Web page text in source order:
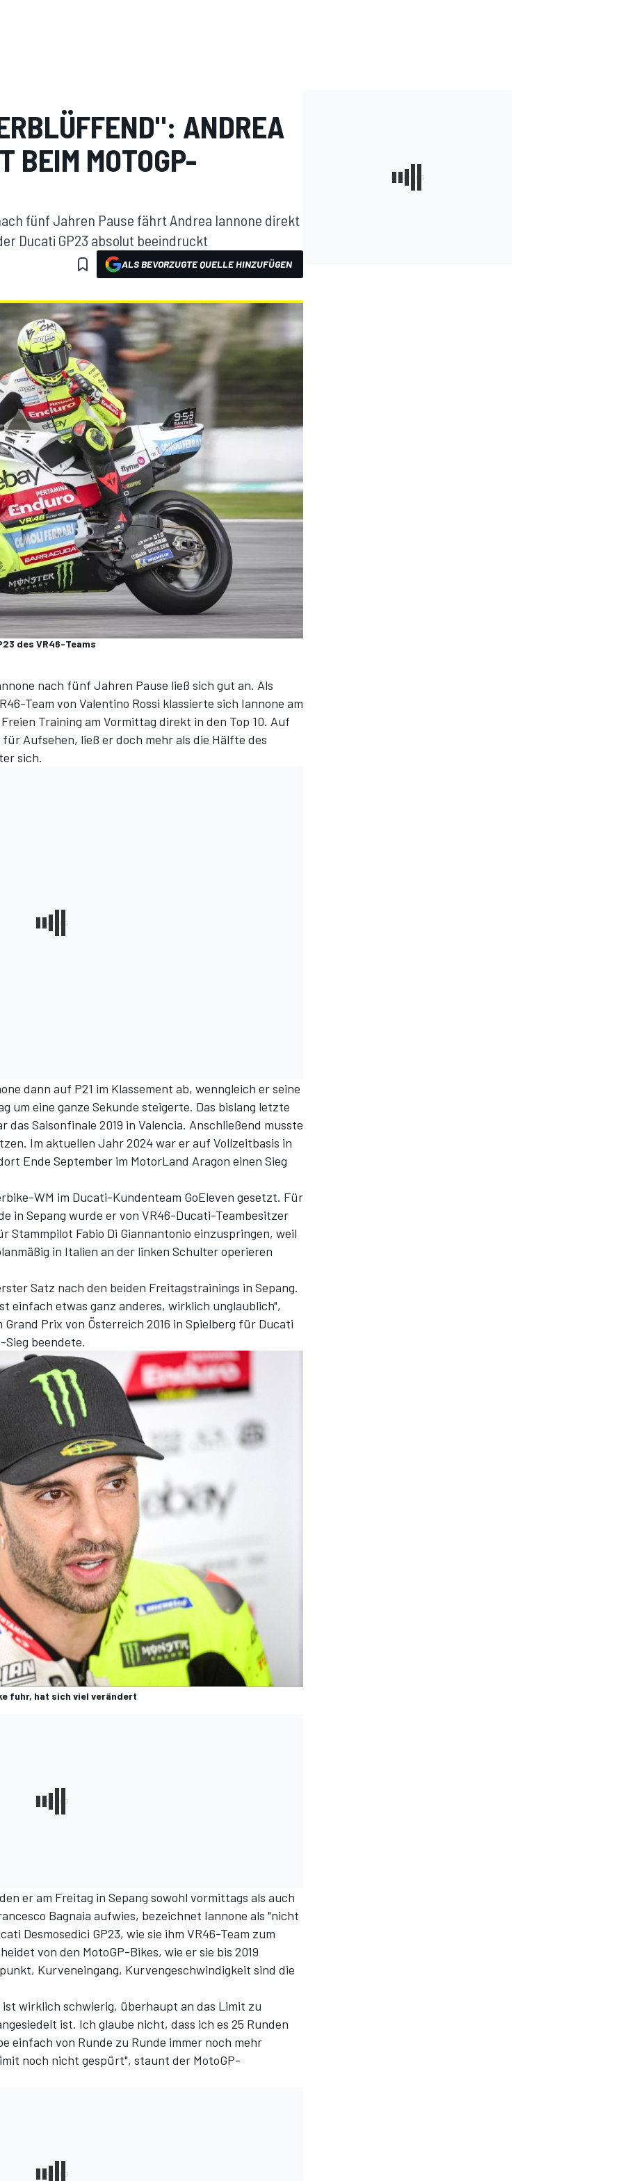
ANDREA
BEIM MOTOGP-
fünf Jahren Pause fährt Andrea Iannone direkt
Ducati GP23 absolut beeindruckt
ALS BEVORZUGTE QUELLE HINZUFÜGEN
des VR46-Teams
nach fünf Jahren Pause ließ sich gut an. Als
Team von Valentino Rossi klassierte sich Iannone am
Training am Vormittag direkt in den Top 10. Auf
Aufsehen, ließ er doch mehr als die Hälfte des
sich.
dann auf P21 im Klassement ab, wenngleich er seine
um eine ganze Sekunde steigerte. Das bislang letzte
das Saisonfinale 2019 in Valencia. Anschließend musste
Im aktuellen Jahr 2024 war er auf Vollzeitbasis in
Ende September im MotorLand Aragon einen Sieg
WM im Ducati-Kundenteam GoEleven gesetzt. Für
in Sepang wurde ervon VR46-Ducati-Teambesitzer
Stammpilot Fabio Di Giannantonio einzuspringen, weil
in Italien an der linken Schulter operieren
Satz nach den beiden Freitagstrainings in Sepang.
einfach etwas ganz anderes, wirklich unglaublich",
Prix von Österreich 2016 in Spielberg für Ducati
Sieg beendete.
fuhr, hat sich viel verändert
er am Freitag in Sepang sowohl vormittags als auch
Bagnaia aufwies, bezeichnet Iannone als "nicht
Desmosedici GP23, wie sie ihm VR46-Team zum
von den MotoGP-Bikes, wie er sie bis 2019
Kurveneingang, Kurvengeschwindigkeit sind die
wirklich schwierig, überhaupt an das Limit zu
ist. Ich glaube nicht, dass ich es 25 Runden
einfach von Runde zu Runde immer noch mehr
noch nicht gespürt", staunt der MotoGP-